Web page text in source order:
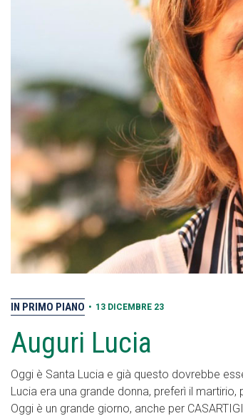
IN PRIMO PIANO • 13 DICEMBRE 23
Auguri Lucia
Oggi è Santa Lucia e già questo dovrebbe
Lucia era una grande donna, preferì il
Oggi è un grande giorno, anche per